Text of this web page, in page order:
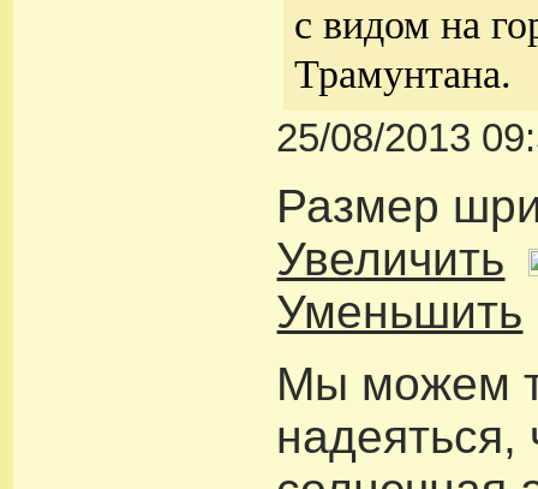
с видом на
Трамунтана.
25/08/2013
Размер
Увеличить
Уменьшить
Мы можем
надеяться,